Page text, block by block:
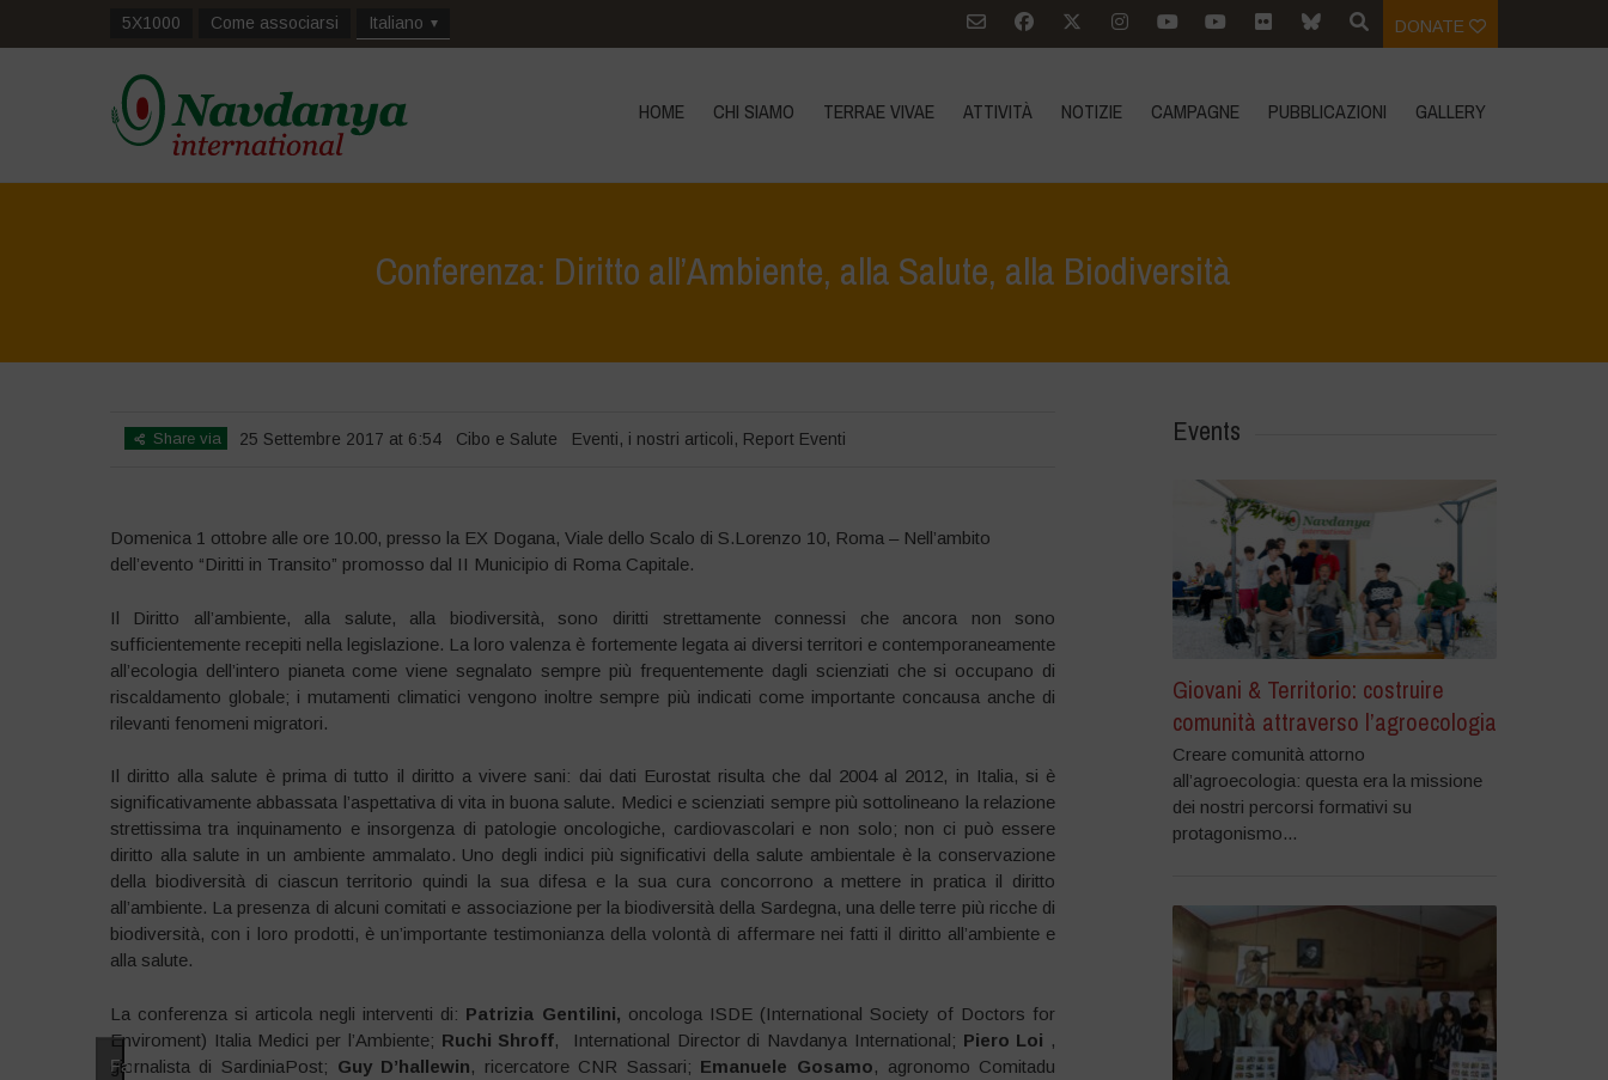
5X1000 Come associarsi Italiano DONATE
HOME CHI SIAMO TERRAE VIVAE ATTIVITÀ NOTIZIE CAMPAGNE PUBBLICAZIONI GALLERY
Conferenza: Diritto all’Ambiente, alla Salute, alla Biodiversità
Share via 25 Settembre 2017 at 6:54 Cibo e Salute Eventi, i nostri articoli, Report Eventi
Domenica 1 ottobre alle ore 10.00, presso la EX Dogana, Viale dello Scalo di S.Lorenzo 10, Roma – Nell’ambito
dell’evento “Diritti in Transito” promosso dal II Municipio di Roma Capitale.
Il Diritto all’ambiente, alla salute, alla biodiversità, sono diritti strettamente connessi che ancora non sono
sufficientemente recepiti nella legislazione. La loro valenza è fortemente legata ai diversi territori e contemporaneamente
all’ecologia dell’intero pianeta come viene segnalato sempre più frequentemente dagli scienziati che si occupano di
riscaldamento globale; i mutamenti climatici vengono inoltre sempre più indicati come importante concausa anche di
rilevanti fenomeni migratori.
Il diritto alla salute è prima di tutto il diritto a vivere sani: dai dati Eurostat risulta che dal 2004 al 2012, in Italia, si è
significativamente abbassata l’aspettativa di vita in buona salute. Medici e scienziati sempre più sottolineano la relazione
strettissima tra inquinamento e insorgenza di patologie oncologiche, cardiovascolari e non solo; non ci può essere
diritto alla salute in un ambiente ammalato. Uno degli indici più significativi della salute ambientale è la conservazione
della biodiversità di ciascun territorio quindi la sua difesa e la sua cura concorrono a mettere in pratica il diritto
all’ambiente. La presenza di alcuni comitati e associazione per la biodiversità della Sardegna, una delle terre più ricche di
biodiversità, con i loro prodotti, è un’importante testimonianza della volontà di affermare nei fatti il diritto all’ambiente e
alla salute.
La conferenza si articola negli interventi di: Patrizia Gentilini, oncologa ISDE (International Society of Doctors for
Enviroment) Italia Medici per l’Ambiente; Ruchi Shroff, International Director di Navdanya International; Piero Loi ,
giornalista di SardiniaPost; Guy D’hallewin, ricercatore CNR Sassari; Emanuele Gosamo, agronomo Comitadu
Fai
Events
Giovani & Territorio: costruire
comunità attraverso l’agroecologia
Creare comunità attorno
all’agroecologia: questa era la missione
dei nostri percorsi formativi su
protagonismo...